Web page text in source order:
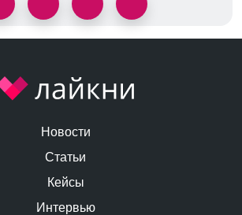
Новости
Статьи
Кейсы
Интервью